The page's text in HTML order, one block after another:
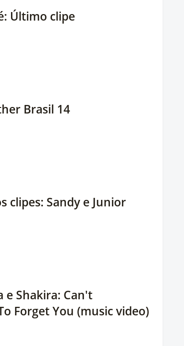
Último clipe
Brasil 14
clipes: Sandy e Junior
e Shakira: Can't
Forget You (music video)